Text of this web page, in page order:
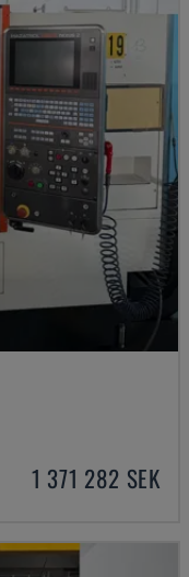
1 371 282 SEK